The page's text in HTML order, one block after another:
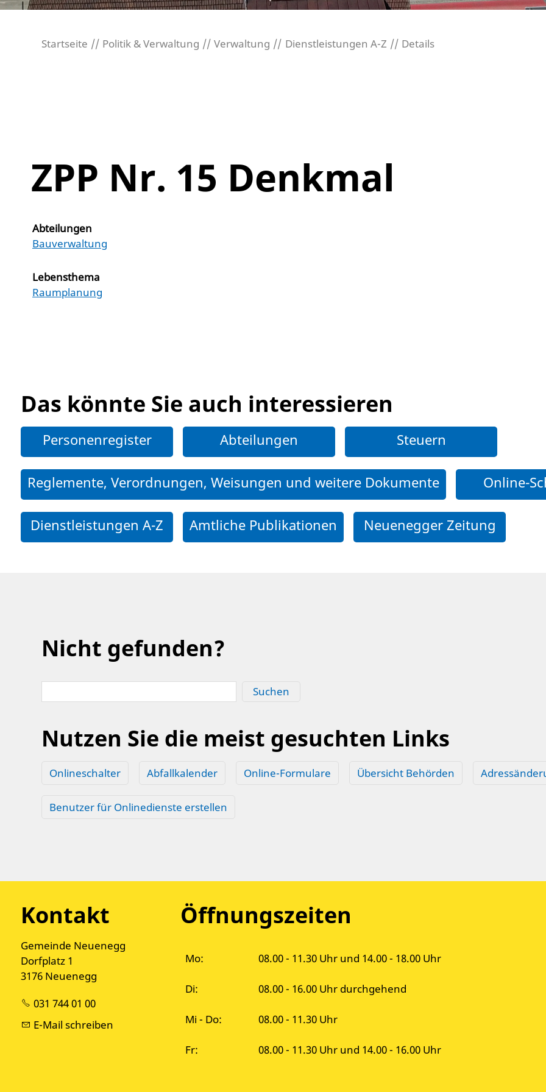
Startseite Politik & Verwaltung Verwaltung Dienstleistungen A-Z Details
ZPP Nr. 15 Denkmal
Abteilungen
Bauverwaltung
Lebensthema
Raumplanung
Das könnte Sie auch interessieren
Personenregister Abteilungen Steuern
Reglemente, Verordnungen, Weisungen und weitere Dokumente Online-
Dienstleistungen A-Z Amtliche Publikationen Neuenegger Zeitung
Nicht gefunden?
Suchen
Nutzen Sie die meist gesuchten Links
Onlineschalter Abfallkalender Online-Formulare Übersicht Behörden
Benutzer für Onlinedienste erstellen
Kontakt
Gemeinde Neuenegg
Dorfplatz 1
3176 Neuenegg
031 744 01 00
E-Mail schreiben
Öffnungszeiten
Mo: 08.00 - 11.30 Uhr und 14.00 - 18.00 Uhr
Di: 08.00 - 16.00 Uhr durchgehend
Mi - Do: 08.00 - 11.30 Uhr
Fr: 08.00 - 11.30 Uhr und 14.00 - 16.00 Uhr